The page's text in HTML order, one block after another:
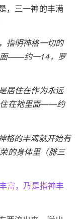
，三一神的丰满
指明神格一切的
面——约一14，罗
居住在作为永远
住在祂里面——约
格的丰满就开始有
的身体里（腓三
富，乃是指神丰